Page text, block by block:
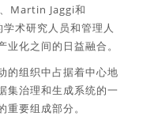
Martin Jaggi和
术研究人员和管理人
化之间的日益融合。
的组织中占据着中心地
集治理和生成系统的一
要组成部分。